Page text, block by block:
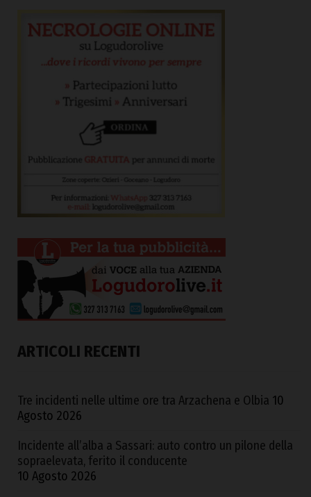
ARTICOLI RECENTI
Tre incidenti nelle ultime ore tra Arzachena e Olbia 10
Agosto 2026
Incidente all’alba a Sassari: auto contro un pilone della
sopraelevata, ferito il conducente
10 Agosto 2026